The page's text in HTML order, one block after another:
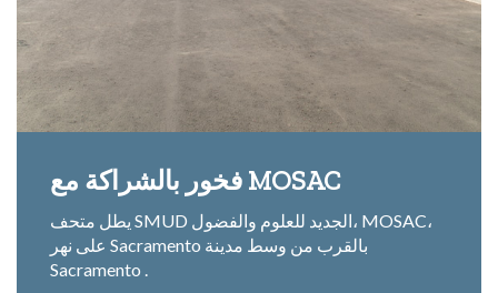
فخور بالشراكة مع MOSAC
يطل متحف SMUD الجديد للعلوم والفضول، MOSAC،
على نهر Sacramento بالقرب من وسط مدينة
Sacramento .